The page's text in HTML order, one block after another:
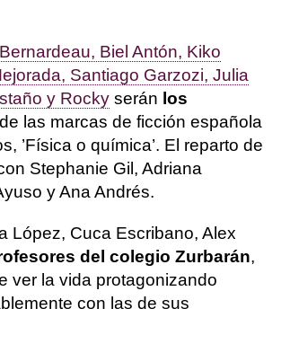
Biel Antón, Kiko
Santiago Garzozi, Julia
y Rocky serán los
las marcas de ficción española
’Física o química’. El reparto de
Stephanie Gil, Adriana
y Ana Andrés.
López, Cuca Escribano, Alex
del colegio Zurbarán,
ver la vida protagonizando
con las de sus